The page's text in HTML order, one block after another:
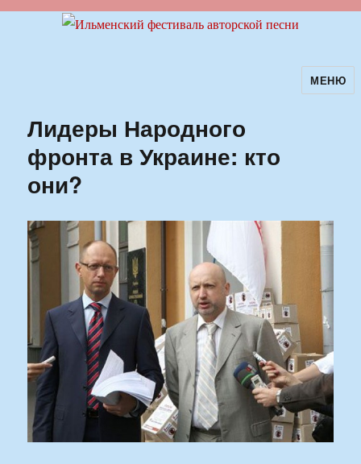
Ильменский фестиваль авторскойМЕНЮ
Лидеры Народного
фронта в Украине: кто
они?